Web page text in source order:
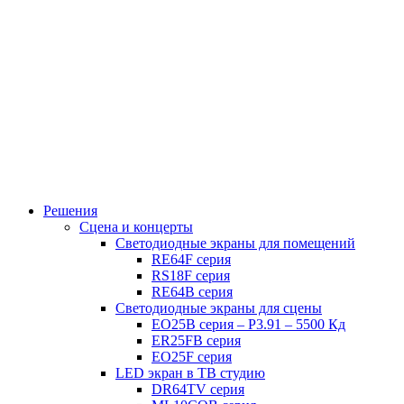
Решения
Сцена и концерты
Светодиодные экраны для помещений
RE64F серия
RS18F серия
RE64B серия
Светодиодные экраны для сцены
EO25B серия – P3.91 – 5500 Кд
ER25FB серия
EO25F серия
LED экран в ТВ студию
DR64TV серия